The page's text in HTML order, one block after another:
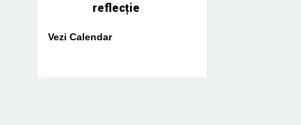
reflecție
Vezi Calendar